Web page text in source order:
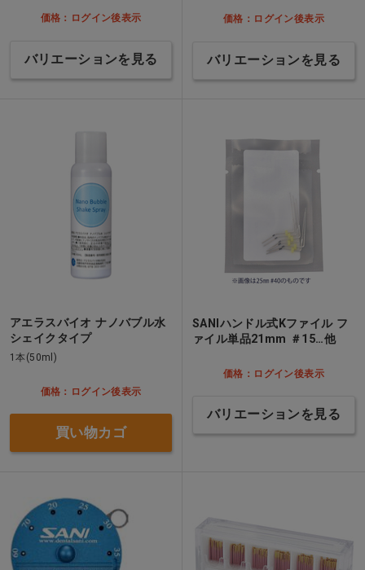
価格：ログイン後表示
バリエーションを見る
価格：ログイン後表示
バリエーションを見る
アエラスバイオ ナノバブル水
シェイクタイプ
1本(50ml)
価格：ログイン後表示
買い物カゴ
SANIハンドル式Kファイル フ
ァイル単品21mm ＃15…他
価格：ログイン後表示
バリエーションを見る